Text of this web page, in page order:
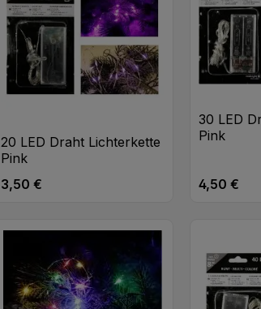
20 LED Draht Lichterkette
Pink
Regulärer Preis:
3,50 €
Produkt Anzahl: Gib den
Stk
30 LED
Pink
Regulärer
4,50 €